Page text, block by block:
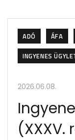
ADÓ ÁFA
INGYENES
2026.06.08.
(XXXV.